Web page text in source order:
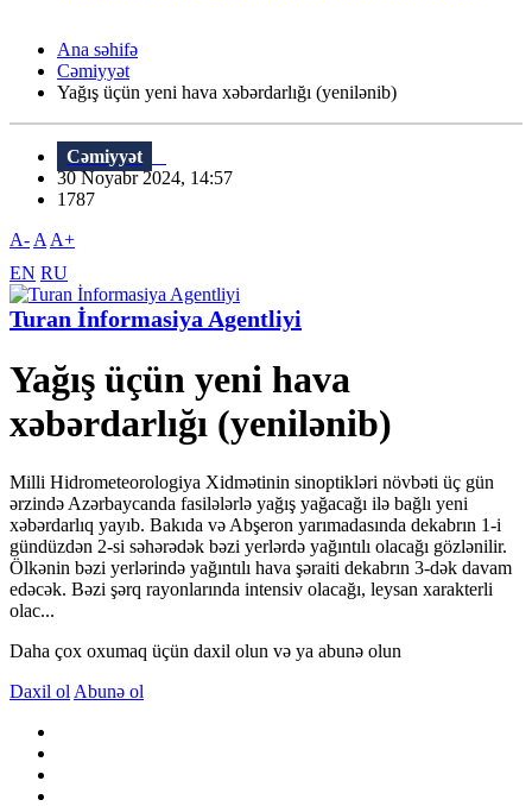
Ana səhifə
Cəmiyyət
Yağış üçün yeni hava xəbərdarlığı (yenilənib)
Cəmiyyət
30 Noyabr 2024, 14:57
1787
A- A A+
EN RU
Turan İnformasiya Agentliyi
Yağış üçün yeni hava
xəbərdarlığı (yenilənib)
Milli Hidrometeorologiya Xidmətinin sinoptikləri növbəti üç gün
ərzində Azərbaycanda fasilələrlə yağış yağacağı ilə bağlı yeni
xəbərdarlıq yayıb. Bakıda və Abşeron yarımadasında dekabrın 1-i
gündüzdən 2-si səhərədək bəzi yerlərdə yağıntılı olacağı gözlənilir.
Ölkənin bəzi yerlərində yağıntılı hava şəraiti dekabrın 3-dək davam
edəcək. Bəzi şərq rayonlarında intensiv olacağı, leysan xarakterli
olac...
Daha çox oxumaq üçün daxil olun və ya abunə olun
Daxil ol Abunə ol